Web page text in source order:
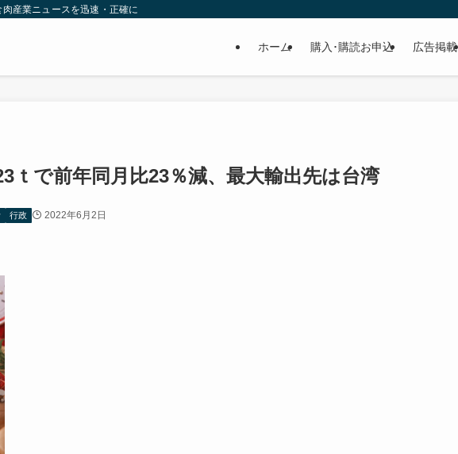
産業ニュースを迅速・正確に
ホーム 購入･購読お申込 広告掲載
ｔで前年同月比23％減、最大輸出先は台湾
行政 2022年6月2日